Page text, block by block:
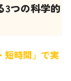
3つの科学的
時間」で実